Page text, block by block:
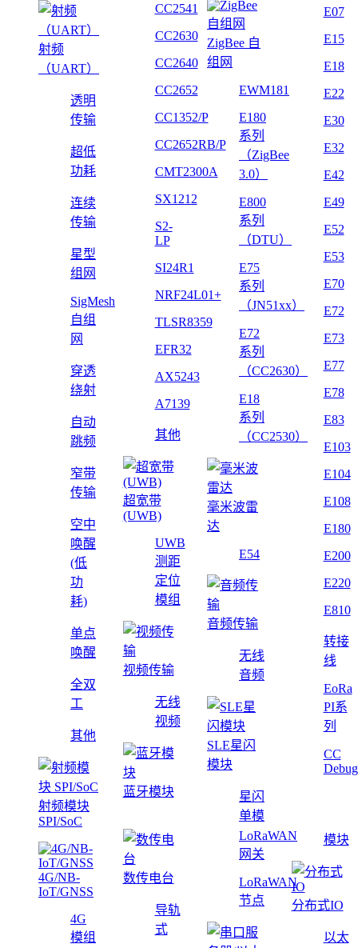
射频
（UART）
透明
传输
超低
功耗
连续
传输
星型
组网
SigMesh
自组
网
穿透
绕射
自动
跳频
窄带
传输
空中
唤醒
(低
功
耗)
单点
唤醒
全双
工
其他
射频模块
SPI/SoC
CC2541
CC2630
CC2640
CC2652
CC1352/P
CC2652RB/P
CMT2300A
SX1212
S2-
LP
SI24R1
NRF24L01+
TLSR8359
EFR32
AX5243
A7139
其他
超宽带
(UWB)
UWB
测距
定位
模组
视频传输
无线
视频
蓝牙模块
ZigBee 自
组网
EWM181
E180
系列
（ZigBee
3.0）
E800
系列
（DTU）
E75
系列
（JN51xx）
E72
系列
（CC2630）
E18
系列
（CC2530）
毫米波雷
达
E54
音频传输
无线
音频
SLE星闪
模块
星闪
单模
E07
E15
E18
E22
E30
E32
E42
E49
E52
E53
E70
E72
E73
E77
E78
E83
E103
E104
E108
E180
E200
E220
E810
转接
线
EoRa
PI系
列
CC
4G/NB-
IoT/GNSS
4G
模组
数传电台
导轨
式
LoRaWAN
网关
LoRaWAN
节点
模块
分布式IO
以太